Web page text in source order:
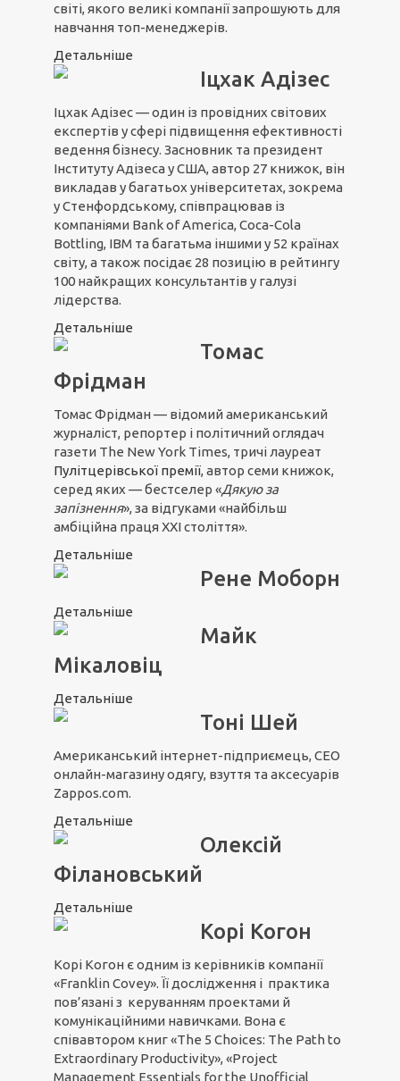
світі, якого великі компанії запрошують для
навчання топ-менеджерів.
Детальніше
Іцхак Адізес
Іцхак Адізес — один із провідних світових
експертів у сфері підвищення ефективності
ведення бізнесу. Засновник та президент
Інституту Адізеса у США, автор 27 книжок, він
викладав у багатьох університетах, зокрема
у Стенфордському, співпрацював із
компаніями Bank of America, Coca-Cola
Bottling, IBM та багатьма іншими у 52 країнах
світу, а також посідає 28 позицію в рейтингу
100 найкращих консультантів у галузі
лідерства.
Детальніше
Томас
Фрідман
Томас Фрідман — відомий американський
журналіст, репортер і політичний оглядач
газети The New York Times, тричі лауреат
Пулітцерівської премії, автор семи книжок,
серед яких — бестселер «Дякую за
запізнення», за відгуками «найбільш
амбіційна праця ХХІ століття».
Детальніше
Рене Моборн
Детальніше
Майк
Мікаловіц
Детальніше
Тоні Шей
Американський інтернет-підприємець, CEO
онлайн-магазину одягу, взуття та аксесуарів
Zappos.com.
Детальніше
Олексій
Філановський
Детальніше
Корі Когон
Корі Когон є одним із керівників компанії
«Franklin Covey». Її дослідження і практика
пов’язані з керуванням проектами й
комунікаційними навичками. Вона є
співавтором книг «The 5 Choices: The Path to
Extraordinary Productivity», «Project
Management Essentials for the Unofficial